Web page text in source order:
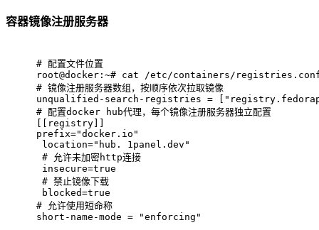
容器镜像注册服务器
# 配置文件位置
root@docker:~# cat /etc/containers/
# 镜像注册服务器数组，按顺序依次拉取镜像
unqualified-search-registries =
# 配置docker hub代理，每个镜像注册服务器独立配置
[[registry]]
prefix="docker.io"
location="hub. 1panel.dev"
# 允许未加密http连接
insecure=true
# 禁止镜像下载
blocked=true
# 允许使用短命称
short-name-mode = "enforcing"